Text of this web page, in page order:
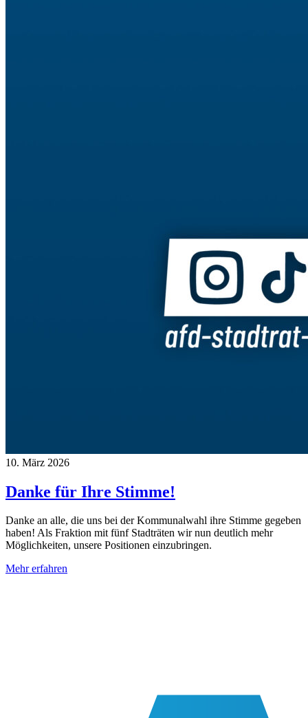
10. März 2026
Danke für Ihre Stimme!
Danke an alle, die uns bei der Kommunalwahl ihre Stimme gegeben
haben! Als Fraktion mit fünf Stadträten wir nun deutlich mehr
Möglichkeiten, unsere Positionen einzubringen.
Mehr erfahren